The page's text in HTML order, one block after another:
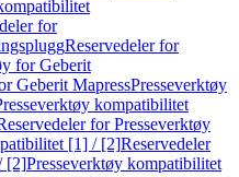
for
Reservedeler for
for Geberit
Geberit MapressPresseverktøy
kompatibilitet
for Presseverktøy
[1] / [2]Reservedeler
[2]Presseverktøy kompatibilitet